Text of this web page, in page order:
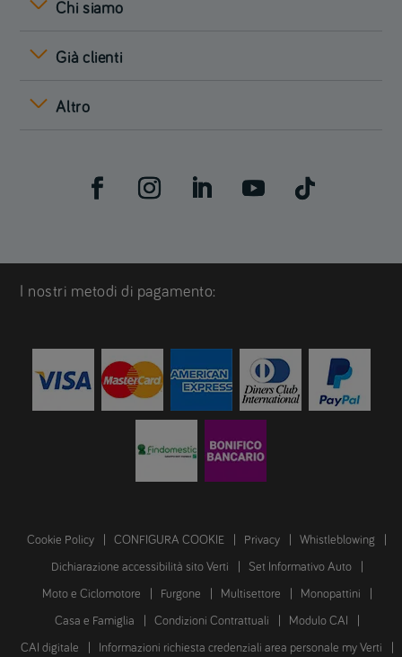
Chi siamo
Già clienti
Altro
I nostri metodi di pagamento:
Cookie Policy CONFIGURA COOKIE Privacy Whistleblowing
Dichiarazione accessibilità sito Verti Set Informativo Auto
Moto e Ciclomotore Furgone Multisettore Monopattini
Casa e Famiglia Condizioni Contrattuali Modulo CAI
CAI digitale Informazioni richiesta credenziali area personale my Verti